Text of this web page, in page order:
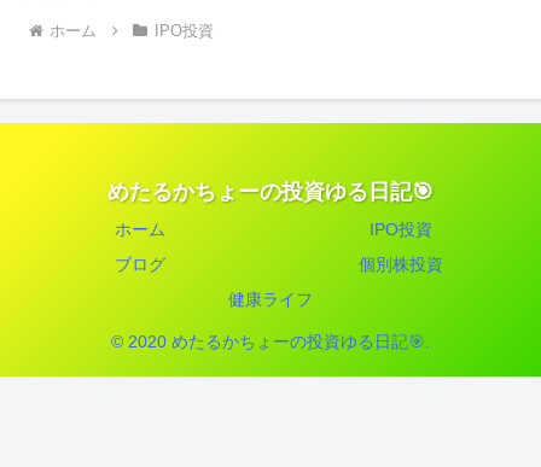
ホーム IPO投資
めたるかちょーの投資ゆる日記🎯
ホーム
IPO投資
ブログ
個別株投資
健康ライフ
© 2020 めたるかちょーの投資ゆる日記🎯.